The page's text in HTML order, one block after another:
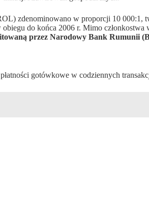
zdenominowano w proporcji 10 000:1,
do końca 2006 r. Mimo
przez Narodowy Bank Rumunii
gotówkowe w codziennych